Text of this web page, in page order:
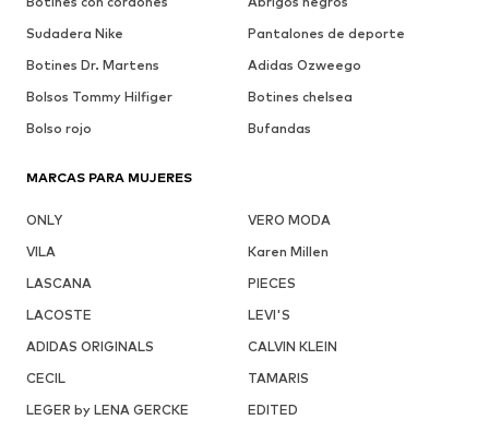
Sudadera Nike
Pantalones de deporte
Botines Dr. Martens
Adidas Ozweego
Bolsos Tommy Hilfiger
Botines chelsea
Bolso rojo
Bufandas
MARCAS PARA MUJERES
ONLY
VERO MODA
VILA
Karen Millen
LASCANA
PIECES
LACOSTE
LEVI'S
ADIDAS ORIGINALS
CALVIN KLEIN
CECIL
TAMARIS
LEGER by LENA GERCKE
EDITED